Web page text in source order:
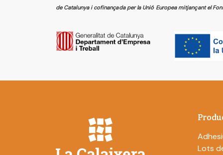
de Catalunya i cofinançada per la Unió Europea mitjançant el
Lots